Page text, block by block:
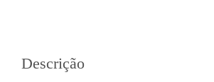
Descrição